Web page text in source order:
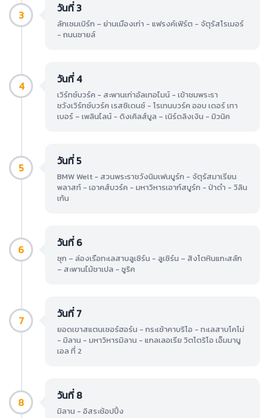
3 วันที่ 3
ลักเซมเบิร์ก – ย่านเมืองเก่า - แฟรงค์เฟิร์ต - จัตุรัสโรเมอร์
- ถนนซายล์
4 วันที่ 4
เวิร์ทซ์บวร์ค - สะพานเก่าอัลเทอไมน์ - เข้าชมพระรา
ชวังเวิร์ทซ์บวร์ค เรสซิเดนซ์ - โรเทนบวร์ค ออบ เดอร์ เทา
เบอร์ – เพลินไลน์ - ดิงเคิลส์บูล – เนิร์ดลิงเงิน - มิวนิค
5 วันที่ 5
BMW Welt - สวนพระราชวังนิมเฟนบูร์ก - จัตุรัสมาเรียน
พลาสท์ - เอาคส์บวร์ค - มหาวิหารเอาก์สบูร์ก - ป่าดำ - วิลิน
เก้น
6 วันที่ 6
ซุก – ล่องเรือทะเลสาบลูเซิร์น - ลูเซิร์น – สิงโตหินแกะสลัก
– สะพานไม้ชาเปล - ซูริค
7 วันที่ 7
ยอดเขาสแตนเซอร์ฮอร์น - กระเช้าคาบริโอ - ทะเลสาบโคโม่
- มิลาน - มหาวิหารมิลาน - แกลเลอเรีย วิตโตริโอ เอ็มมานู
เอล ที่ 2
8 วันที่ 8
มิลาน - อิสระช้อปปิ้ง